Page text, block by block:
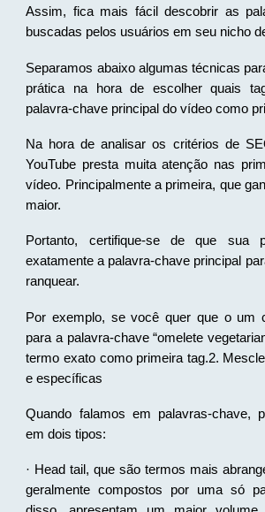
Assim, fica mais fácil descobrir as
buscadas pelos usuários em seu nicho
Separamos abaixo algumas técnicas
prática na hora de escolher quais
palavra-chave principal do vídeo como
Na hora de analisar os critérios de
YouTube presta muita atenção nas
vídeo. Principalmente a primeira, que
maior.
Portanto, certifique-se de que sua
exatamente a palavra-chave principal
ranquear.
Por exemplo, se você quer que o um
para a palavra-chave “omelete
termo exato como primeira tag.2.
e específicas
Quando falamos em palavras-chave,
em dois tipos:
· Head tail, que são termos mais
geralmente compostos por uma só